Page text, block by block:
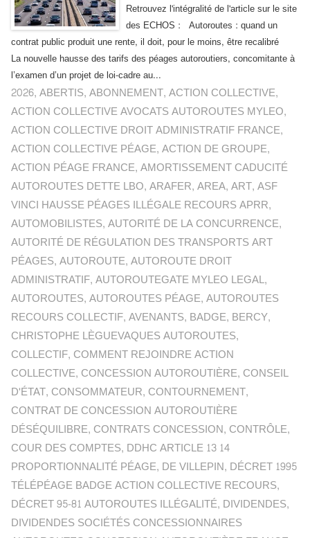
Retrouvez l'intégralité de l'article sur le site
des ECHOS : Autoroutes : quand un
contrat public produit une rente, il doit, pour le moins, être recalibré
La nouvelle hausse des tarifs des péages autoroutiers, concomitante à
l’examen d’un projet de loi-cadre au...
2026,ABERTIS,ABONNEMENT,ACTION COLLECTIVE,
ACTION COLLECTIVE AVOCATS AUTOROUTES MYLEO,
ACTION COLLECTIVE DROIT ADMINISTRATIF FRANCE,
ACTION COLLECTIVE PÉAGE,ACTION DE GROUPE,
ACTION PÉAGE FRANCE,AMORTISSEMENT CADUCITÉ
AUTOROUTES DETTE LBO,ARAFER,AREA,ART,ASF
VINCI HAUSSE PÉAGES ILLÉGALE RECOURS APRR,
AUTOMOBILISTES,AUTORITÉ DE LA CONCURRENCE,
AUTORITÉ DE RÉGULATION DES TRANSPORTS ART
PÉAGES,AUTOROUTE,AUTOROUTE DROIT
ADMINISTRATIF,AUTOROUTEGATE MYLEO LEGAL,
AUTOROUTES,AUTOROUTES PÉAGE,AUTOROUTES
RECOURS COLLECTIF,AVENANTS, BADGE, BERCY,
CHRISTOPHE LÈGUEVAQUES AUTOROUTES,
COLLECTIF, COMMENT REJOINDRE ACTION
COLLECTIVE, CONCESSION AUTOROUTIÈRE, CONSEIL
D'ÉTAT, CONSOMMATEUR, CONTOURNEMENT,
CONTRAT DE CONCESSION AUTOROUTIÈRE
DÉSÉQUILIBRE, CONTRATS CONCESSION, CONTRÔLE,
COUR DES COMPTES, DDHC ARTICLE 13 14
PROPORTIONNALITÉ PÉAGE, DE VILLEPIN, DÉCRET 1995
TÉLÉPÉAGE BADGE ACTION COLLECTIVE RECOURS,
DÉCRET 95-81 AUTOROUTES ILLÉGALITÉ, DIVIDENDES,
DIVIDENDES SOCIÉTÉS CONCESSIONNAIRES